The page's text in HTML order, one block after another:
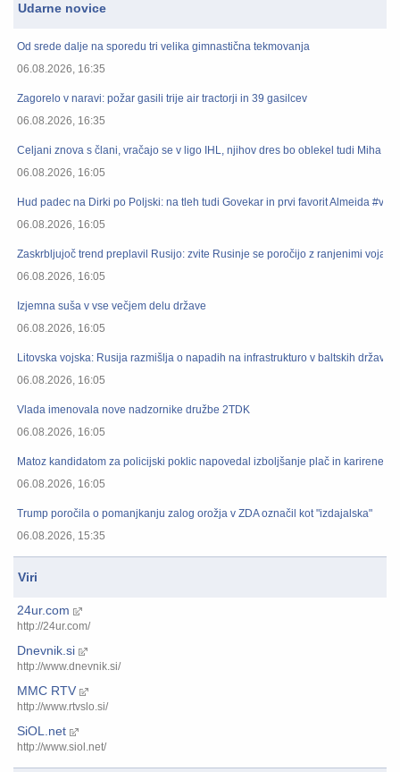
Udarne novice
Od srede dalje na sporedu tri velika gimnastična tekmovanja
06.08.2026, 16:35
Zagorelo v naravi: požar gasili trije air tractorji in 39 gasilcev
06.08.2026, 16:35
Celjani znova s člani, vračajo se v ligo IHL, njihov dres bo oblekel tudi Miha
06.08.2026, 16:05
Hud padec na Dirki po Poljski: na tleh tudi Govekar in prvi favorit Almeida
06.08.2026, 16:05
Zaskrbljujoč trend preplavil Rusijo: zvite Rusinje se poročijo z ranjenimi vojaki
06.08.2026, 16:05
Izjemna suša v vse večjem delu države
06.08.2026, 16:05
Litovska vojska: Rusija razmišlja o napadih na infrastrukturo v baltskih državah
06.08.2026, 16:05
Vlada imenovala nove nadzornike družbe 2TDK
06.08.2026, 16:05
Matoz kandidatom za policijski poklic napovedal izboljšanje plač in karirenega
06.08.2026, 16:05
Trump poročila o pomanjkanju zalog orožja v ZDA označil kot "izdajalska"
06.08.2026, 15:35
Viri
24ur.com
http://24ur.com/
Dnevnik.si
http://www.dnevnik.si/
MMC RTV
http://www.rtvslo.si/
SiOL.net
http://www.siol.net/